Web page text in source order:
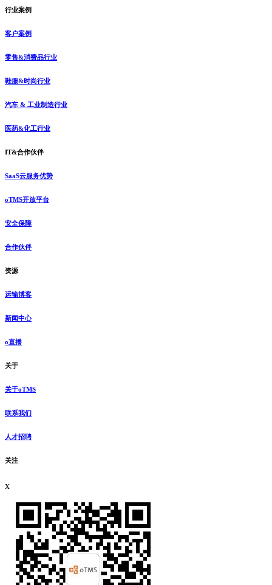
行业案例
客户案例
零售&消费品行业
鞋服&时尚行业
汽车 & 工业制造行业
医药&化工行业
IT&合作伙伴
SaaS云服务优势
oTMS开放平台
安全保障
合作伙伴
资源
运输博客
新闻中心
o直播
关于
关于oTMS
联系我们
人才招聘
关注
x